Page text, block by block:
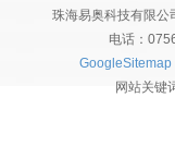
珠海易奥科技有限公
电话：
GoogleSitemap
网站关键